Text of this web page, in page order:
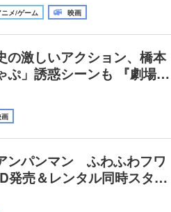
ニメ/ゲーム 映画
の激しいアクション、橋本
ぷ」誘惑シーンも 『劇場…
ンパンマン ふわふわフワ
発売＆レンタル同時スタ…